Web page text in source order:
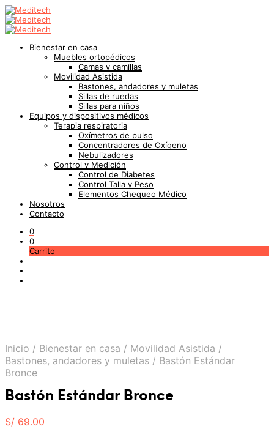
Bienestar en casa
Muebles ortopédicos
Camas y camillas
Movilidad Asistida
Bastones, andadores y muletas
Sillas de ruedas
Sillas para niños
Equipos y dispositivos médicos
Terapia respiratoria
Oxímetros de pulso
Concentradores de Oxígeno
Nebulizadores
Control y Medición
Control de Diabetes
Control Talla y Peso
Elementos Chequeo Médico
Nosotros
Contacto
0
0
Carrito
Inicio / Bienestar en casa / Movilidad Asistida /
Bastones, andadores y muletas / Bastón Estándar
Bronce
Bastón Estándar Bronce
S/ 69.00